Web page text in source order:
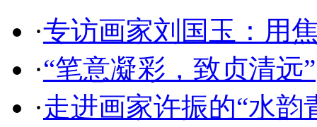
·专访画家刘国玉：用
·“笔意凝彩，致贞清远”
·走进画家许振的“水韵